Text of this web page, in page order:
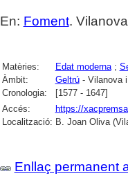
En: Foment.
Matèries: Edat moderna;
Àmbit:
Geltrú- Vilanova i
Cronologia:
[1577 - 1647]
Accés:
https://
Localització: B. Joan Oliva
Enllaç permanent